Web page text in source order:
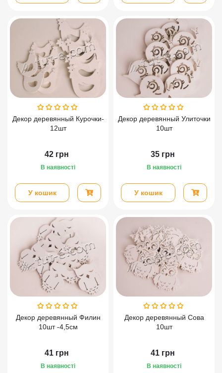
Декор деревянный Курочки-
12шт
42 грн
В наявності
У кошик
Декор деревянный Улиточки
10шт
35 грн
В наявності
У кошик
Декор деревянный Филин
10шт -4,5см
41 грн
В наявності
Декор деревянный Сова
10шт
41 грн
В наявності